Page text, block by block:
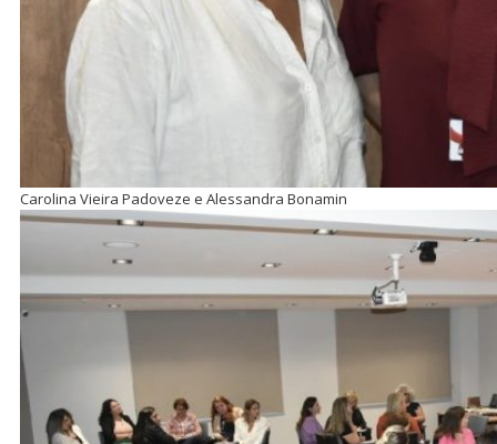
Carolina Vieira Padoveze e Alessandra Bonamin